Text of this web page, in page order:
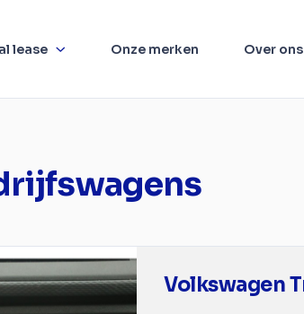
lease Onze merken Over ons